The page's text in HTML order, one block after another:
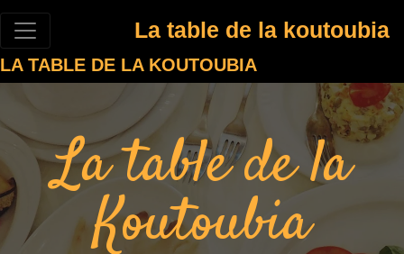
La table de la koutoubia
LA TABLE DE LA KOUTOUBIA
La table de la
Koutoubia